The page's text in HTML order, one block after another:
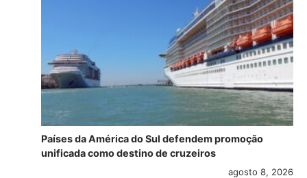
Países da América do Sul defendem promoção
unificada como destino de cruzeiros
agosto 8, 2026